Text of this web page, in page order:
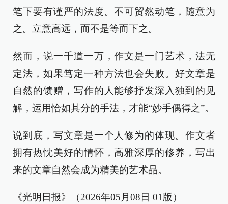
笔下要有谨严的法度。不可贸然动笔，随意为
之。立意高远，而不是等而下之。
然而，说一千道一万，作文是一门艺术，法无
定法，如果笃定一种方法也会失败。好文章是
自然的馈赠，写作的人能够抒发深入独到的见
解，运用恰如其分的手法，才能“妙手偶得之”。
说到底，写文章是一个人修为的体现。作文者
拥有热忱美好的情怀，高雅深厚的修养，写出
来的文章自然会成为精美的艺术品。
《光明日报》（2026年05月08日 01版）